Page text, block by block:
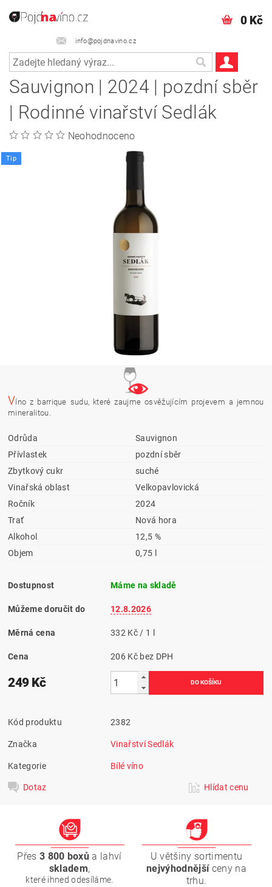
info@pojdnavino.cz
0 Kč
Sauvignon | 2024 | pozdní sběr
| Rodinné vinařství Sedlák
Neohodnoceno
Tip
Víno z barrique sudu, které zaujme osvěžujícím projevem a jemnou
mineralitou.
Odrůda
Sauvignon
Přívlastek
pozdní sběr
Zbytkový cukr
suché
Vinařská oblast
Velkopavlovická
Ročník
2024
Trať
Nová hora
Alkohol
12,5 %
Objem
0,75 l
Dostupnost Máme na skladě
Můžeme doručit do 12.8.2026
Měrná cena 332 Kč / 1 l
Cena 206 Kč bez DPH
249 Kč
Kód produktu 2382
Značka Vinařství Sedlák
Kategorie Bílé víno
Dotaz Hlídat cenu
Přes 3 800 boxůa lahví
skladem,
které ihned odesíláme.
U většiny sortimentu
nejvýhodnější ceny na
trhu.